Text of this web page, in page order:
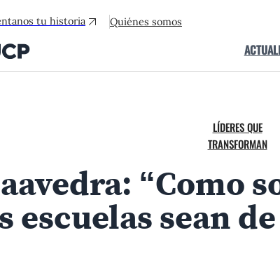
tu historia Quiénes somos
LÍDERES QUE
TRANSFORMAN
“Como
escuelas sean